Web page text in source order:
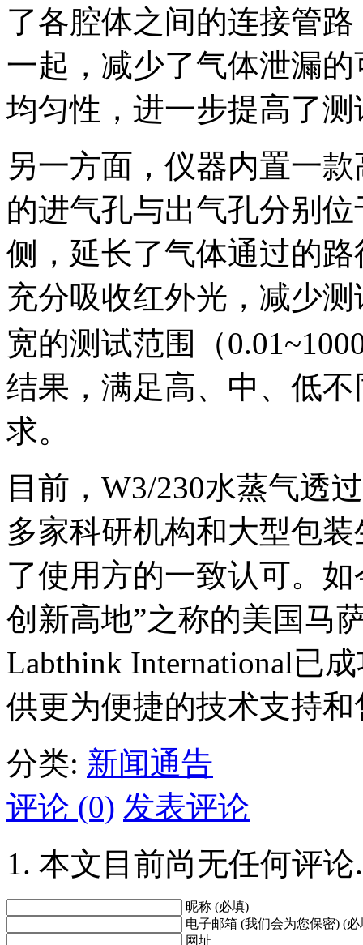
了各腔体之间的连接管
一起，减少了气体泄漏
均匀性，进一步提高了
另一方面，仪器内置一
的进气孔与出气孔分别
侧，延长了气体通过的
充分吸收红外光，减少
宽的测试范围（
结果，满足高、中、低
求。
目前，W3/230水蒸气透
多家科研机构和大型包
了使用方的一致认可。
创新高地”之称的美国马
Labthink International已
供更为便捷的技术支持
分类: 新闻通告
评论 (0) 发表评论
本文目前尚无任何评论.
昵称 (必填)
电子邮箱 (我们会为您保密) (必
网址